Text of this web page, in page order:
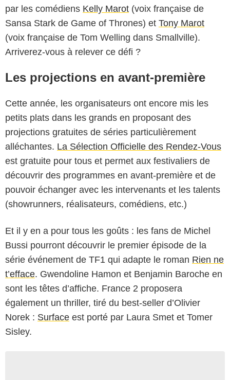
par les comédiens Kelly Marot (voix française de
Sansa Stark de Game of Thrones) et Tony Marot
(voix française de Tom Welling dans Smallville).
Arriverez-vous à relever ce défi ?
Les projections en avant-première
Cette année, les organisateurs ont encore mis les
petits plats dans les grands en proposant des
projections gratuites de séries particulièrement
alléchantes. La Sélection Officielle des Rendez-Vous
est gratuite pour tous et permet aux festivaliers de
découvrir des programmes en avant-première et de
pouvoir échanger avec les intervenants et les talents
(showrunners, réalisateurs, comédiens, etc.)
Et il y en a pour tous les goûts : les fans de Michel
Bussi pourront découvrir le premier épisode de la
série événement de TF1 qui adapte le roman Rien ne
t’efface. Gwendoline Hamon et Benjamin Baroche en
sont les têtes d’affiche. France 2 proposera
également un thriller, tiré du best-seller d’Olivier
Norek : Surface est porté par Laura Smet et Tomer
Sisley.